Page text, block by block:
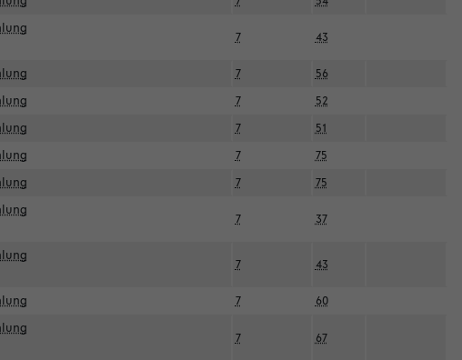
7 43
7
56
7
52
7
51
7
75
7 75
7 37
7 43
7 60
7 67